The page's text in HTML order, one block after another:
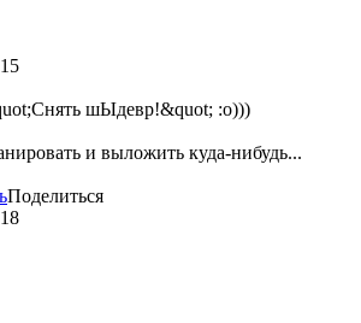
шЫдевр!&quot; :о)))
и выложить куда-нибудь...
Поделиться